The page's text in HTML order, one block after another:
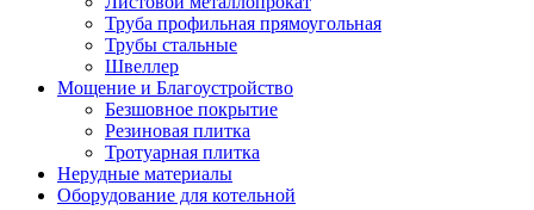
Труба профильная прямоугольная
Трубы стальные
Швеллер
Мощение и Благоустройство
Безшовное покрытие
Резиновая плитка
Тротуарная плитка
Нерудные материалы
Оборудование для котельной